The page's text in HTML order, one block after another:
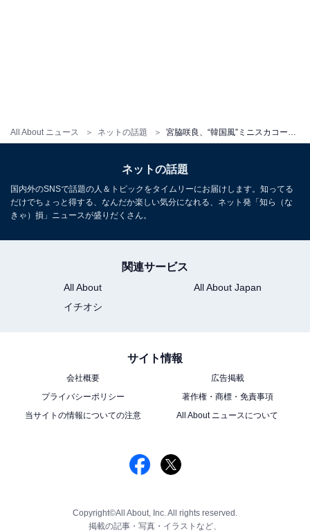
All About ニュース ネットの話題 宮脇咲良、“韓国風”ミニスカコーデで美脚を披露！ 「すげー美人!!」「さくちゃんまじで綺麗」と大反響
ネットの話題
国内外のSNSで話題の人＆トピックをタイムリーにお届けします。知ってる
だけでちょっと得する、なんだか楽しい気分になれる、ネット発「知ら（な
きゃ）損」ニュースが盛りだくさん。
関連サービス
All About
All About Japan
イチオシ
サイト情報
会社概要
広告掲載
プライバシーポリシー
著作権・商標・免責事項
当サイトの情報についての注意
All About ニュースについて
Copyright©All About, Inc. All rights reserved.
掲載の記事・写真・イラストなど、